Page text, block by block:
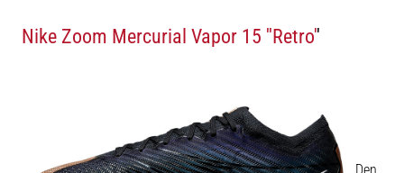
Nike Zoom Mercurial Vapor 15 ''Retro''
Den